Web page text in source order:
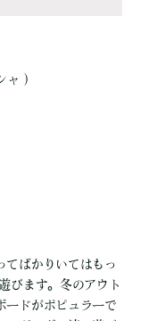
ャ ）
てばかりいてはもっ
びます。冬のアウト
ードがポピュラーで